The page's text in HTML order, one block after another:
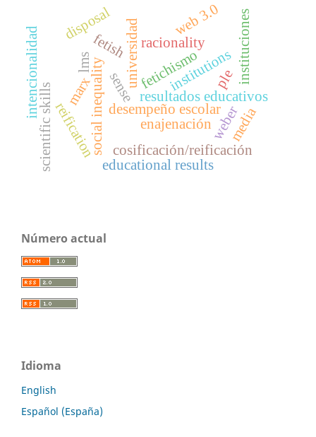
universidadfetichismo
resultados educativos
desempeño escolar
social inequality
racionality
weber
institutionsinstituciones
fetish
disposal
reification
enajenación
cosificación/reificación
marx
educational results
media
scientific skills
ple
lms
web 3.0
sense
intencionalidad
Número actual
Idioma
English
Español (España)